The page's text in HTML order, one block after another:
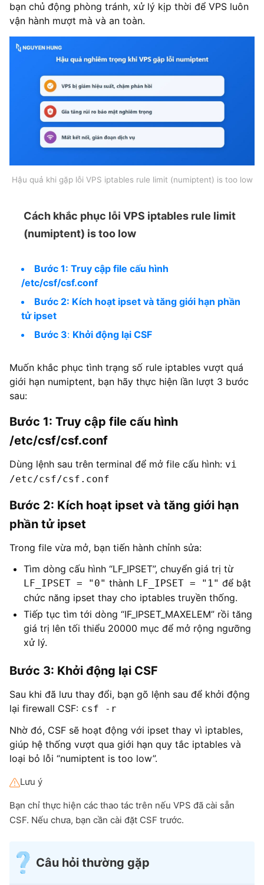
bạn chủ động phòng tránh, xử lý kịp thời để VPS luôn
vận hành mượt mà và an toàn.
Hậu quả khi gặp lỗi VPS iptables rule limit (numiptent) is too low
Cách khắc phục lỗi VPS iptables rule limit
(numiptent) is too low
Bước 1: Truy cập file cấu hình
/etc/csf/csf.conf
Bước 2: Kích hoạt ipset và tăng giới hạn phần
tử ipset
Bước 3: Khởi động lại CSF
Muốn khắc phục tình trạng số rule iptables vượt quá
giới hạn numiptent, bạn hãy thực hiện lần lượt 3 bước
sau:
Bước 1: Truy cập file cấu hình
/etc/csf/csf.conf
Dùng lệnh sau trên terminal để mở file cấu hình: vi
/etc/csf/csf.conf
Bước 2: Kích hoạt ipset và tăng giới hạn
phần tử ipset
Trong file vừa mở, bạn tiến hành chỉnh sửa:
Tìm dòng cấu hình “LF_IPSET”, chuyển giá trị từ
LF_IPSET = "0" thành LF_IPSET = "1" để bật
chức năng ipset thay cho iptables truyền thống.
Tiếp tục tìm tới dòng “IF_IPSET_MAXELEM” rồi tăng
giá trị lên tối thiểu 20000 mục để mở rộng ngưỡng
xử lý.
Bước 3: Khởi động lại CSF
Sau khi đã lưu thay đổi, bạn gõ lệnh sau để khởi động
lại firewall CSF: csf -r
Nhờ đó, CSF sẽ hoạt động với ipset thay vì iptables,
giúp hệ thống vượt qua giới hạn quy tắc iptables và
loại bỏ lỗi “numiptent is too low”.
Lưu ý
Bạn chỉ thực hiện các thao tác trên nếu VPS đã cài sẵn
CSF. Nếu chưa, bạn cần cài đặt CSF trước.
Câu hỏi thường gặp